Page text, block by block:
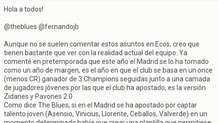
Hola a todos!
@theblues @fernandojb
Aunque no se suelen comentar estos asuntos en Ecos, creo que
tienen bastante que ver con la realidad actual del equipo. Ya
comenté en pretemporada que este año el Madrid se lo ha tomado
como un año de margen, es el año en que el club se basa en un once
(menos CR) ganador de 3 Champions seguidas junto a una camada
de jugadores jóvenes por las que el club ha apostado, es la versión
Zidanes y Pavones 2.0
Como dice The Blues, si en el Madrid se ha apostado por captar
talento joven (Asensio, Vinicius, Llorente, Ceballos, Valverde) en un